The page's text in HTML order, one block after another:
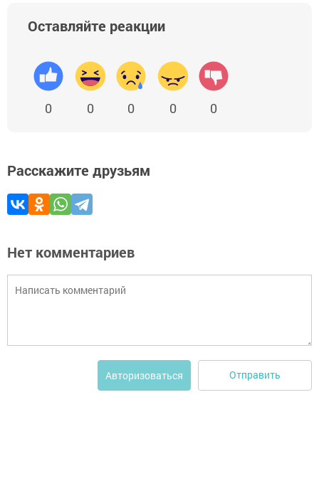
Оставляйте реакции
0 0 0 0 0
Расскажите друзьям
Нет комментариев
Авторизоваться Отправить